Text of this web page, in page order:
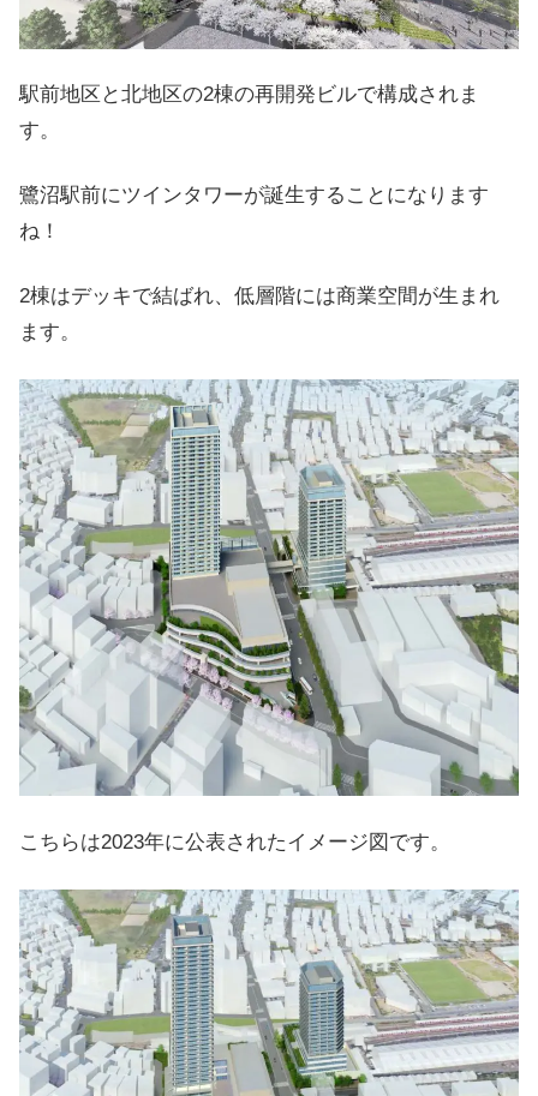
駅前地区と北地区の2棟の再開発ビルで構成されま
す。
鷺沼駅前にツインタワーが誕生することになります
ね！
2棟はデッキで結ばれ、低層階には商業空間が生まれ
ます。
こちらは2023年に公表されたイメージ図です。